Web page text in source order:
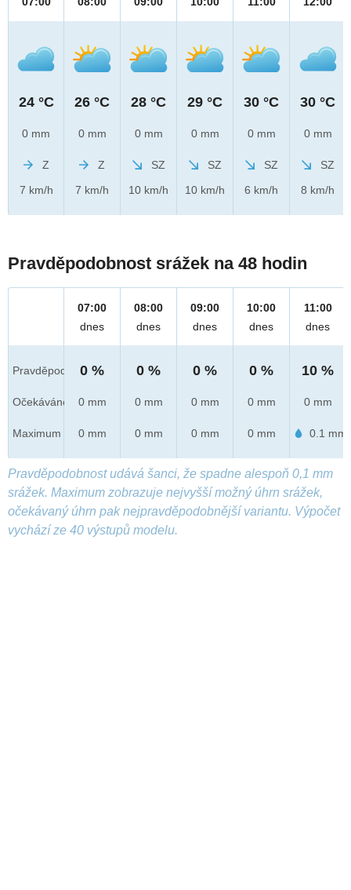
24 °C
0 mm
Z
7 km/h
26 °C
0 mm
Z
7 km/h
28 °C
0 mm
SZ
10 km/h
29 °C
0 mm
SZ
10 km/h
30 °C
0 mm
SZ
6 km/h
30 °C
0 mm
SZ
8 km/h
Pravděpodobnost srážek na 48 hodin
Pravděpod.
Očekáváno
Maximum
07:00
dnes
0 %
0 mm
0 mm
08:00
dnes
0 %
0 mm
0 mm
09:00
dnes
0 %
0 mm
0 mm
10:00
dnes
0 %
0 mm
0 mm
11:00
dnes
10 %
0 mm
0.1 mm
Pravděpodobnost udává šanci, že spadne alespoň 0,1 mm
srážek. Maximum zobrazuje nejvyšší možný úhrn srážek,
očekávaný úhrn pak nejpravděpodobnější variantu. Výpočet
vychází ze 40 výstupů modelu.